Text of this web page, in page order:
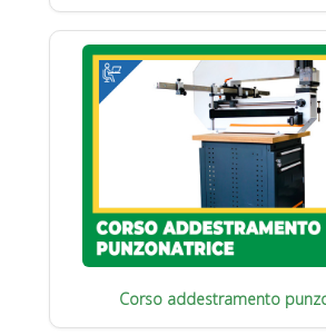
Corso addestramento